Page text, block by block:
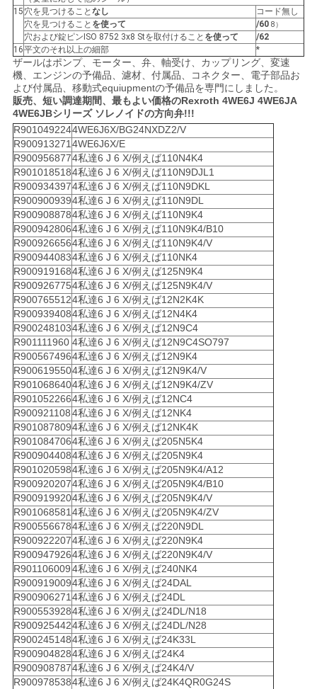
15 穴を見つけること なし
コード無し
穴を見つけること を使って /60 8）
穴および錠ピンISO 8752 3x8 Stを取付けること を使って
/62
16平文のそれ以上の細部 *
ザールはポンプ、モーター、弁、軸受け、カップリング、変速
機、エンジンの予備品、濾材、付属品、コネクター、電子部品お
よび付属品、移動式equiupmentの予備品を専門にしました。
販売、短い調達期間、最もよい価格のRexroth 4WE6J 4WE6JA
4WE6JBシリーズ ソレノイドの方向弁!!!
R9010492244WE6J6X/BG24NXDZ2/V
R900913271 4WE6J6X/E
R9009568774私達6 J 6 X/例えば110N4K4
R9010185184私達6 J 6 X/例えば110N9DJL1
R9009343974私達6 J 6 X/例えば110N9DKL
R9009009394私達6 J 6 X/例えば110N9DL
R9009088784私達6 J 6 X/例えば110N9K4
R9009428064私達6 J 6 X/例えば110N9K4/B10
R9009266564私達6 J 6 X/例えば110N9K4/V
R9009440834私達6 J 6 X/例えば110NK4
R9009191684私達6 J 6 X/例えば125N9K4
R9009267754私達6 J 6 X/例えば125N9K4/V
R9007655124私達6 J 6 X/例えば12N2K4K
R9009394084私達6 J 6 X/例えば12N4K4
R9002481034私達6 J 6 X/例えば12N9C4
R901111960 4私達6 J 6 X/例えば12N9C4SO797
R9005674964私達6 J 6 X/例えば12N9K4
R9006195504私達6 J 6 X/例えば12N9K4/V
R9010686404私達6 J 6 X/例えば12N9K4/ZV
R9010522664私達6 J 6 X/例えば12NC4
R9009211084私達6 J 6 X/例えば12NK4
R9010878094私達6 J 6 X/例えば12NK4K
R9010847064私達6 J 6 X/例えば205N5K4
R9009044084私達6 J 6 X/例えば205N9K4
R9010205984私達6 J 6 X/例えば205N9K4/A12
R9009202074私達6 J 6 X/例えば205N9K4/B10
R9009199204私達6 J 6 X/例えば205N9K4/V
R901068581 4私達6 J 6 X/例えば205N9K4/ZV
R9005566784私達6 J 6 X/例えば220N9DL
R9009222074私達6 J 6 X/例えば220N9K4
R9009479264私達6 J 6 X/例えば220N9K4/V
R9011060094私達6 J 6 X/例えば240NK4
R9009190094私達6 J 6 X/例えば24DAL
R900906271 4私達6 J 6 X/例えば24DL
R9005539284私達6 J 6 X/例えば24DL/N18
R9009254424私達6 J 6 X/例えば24DL/N28
R9002451484私達6 J 6 X/例えば24K33L
R9009048284私達6 J 6 X/例えば24K4
R9009087874私達6 J 6 X/例えば24K4/V
R9009785384私達6 J 6 X/例えば24K4QR0G24S